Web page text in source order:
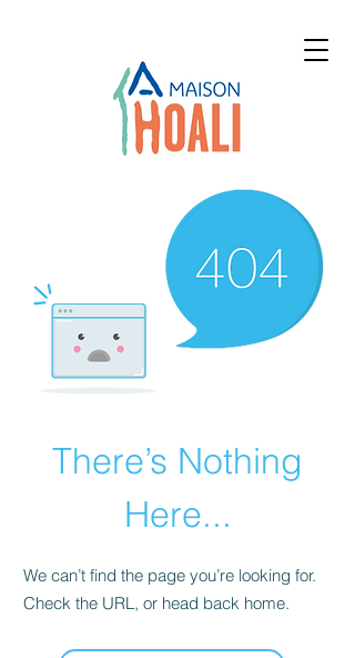
There’s Nothing
Here...
We can’t find the page you’re looking for.
Check the URL, or head back home.